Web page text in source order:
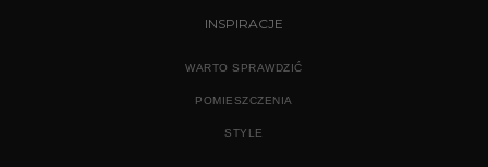
INSPIRACJE
WARTO SPRAWDZIĆ
POMIESZCZENIA
STYLE